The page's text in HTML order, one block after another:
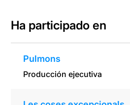
Ha participado en
Pulmons
Producción ejecutiva